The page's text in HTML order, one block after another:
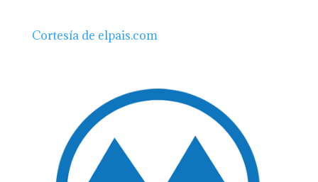
Cortesía de elpais.com